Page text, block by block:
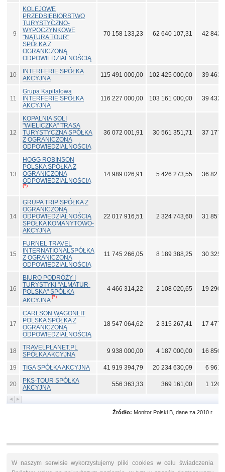
9
KOLEJOWE
PRZEDSIĘBIORSTWO
TURYSTYCZNO-
WYPOCZYNKOWE
"NATURA TOUR"
SPÓŁKA Z
OGRANICZONĄ
ODPOWIEDZIALNOŚCIĄ
70 158 133,23 62 640 107,31 42 842
10
INTERFERIE SPÓŁKA
AKCYJNA
115 491 000,00 102 425 000,00 39 463
11
Grupa Kapitałowa
INTERFERIE SPÓŁKA
AKCYJNA
116 227 000,00 103 161 000,00 39 432
12
KOPALNIA SOLI
"WIELICZKA" TRASA
TURYSTYCZNA SPÓŁKA
Z OGRANICZONĄ
ODPOWIEDZIALNOŚCIĄ
36 072 001,91 30 561 351,71 37 177
13
HOGG ROBINSON
POLSKA SPÓŁKA Z
OGRANICZONĄ
ODPOWIEDZIALNOŚCIĄ
(*)
14 989 026,91 5 426 273,55 36 827
14
GRUPA TRIP SPÓŁKA Z
OGRANICZONĄ
ODPOWIEDZIALNOŚCIĄ
SPÓŁKA KOMANYTOWO-
AKCYJNA
22 017 916,51 2 324 743,60 31 857
15
FURNEL TRAVEL
INTERNATIONALSPÓŁKA
Z OGRANICZONĄ
ODPOWIEDZIALNOŚCIĄ
11 745 266,05 8 189 388,25 30 325
16
BIURO PODRÓŻY I
TURYSTYKI "ALMATUR-
POLSKA" SPÓŁKA
AKCYJNA
(*)
4 466 314,22 2 108 020,65 19 290
17
CARLSON WAGONLIT
POLSKA SPÓŁKA Z
OGRANICZONĄ
ODPOWIEDZIALNOŚCIĄ
18 547 064,62 2 315 267,41 17 477
18
TRAVELPLANET.PL
SPÓŁKA AKCYJNA
9 938 000,00 4 187 000,00 16 850
19 TIGA SPÓŁKA AKCYJNA 41 919 394,79 20 234 630,09 6 961
20
PKS-TOUR SPÓŁKA
AKCYJNA
556 363,33 369 161,00 1 120
Źródło: Monitor Polski B, dane za 2010 r.
W naszym serwisie wykorzystujemy pliki cookies w celu świadczenia